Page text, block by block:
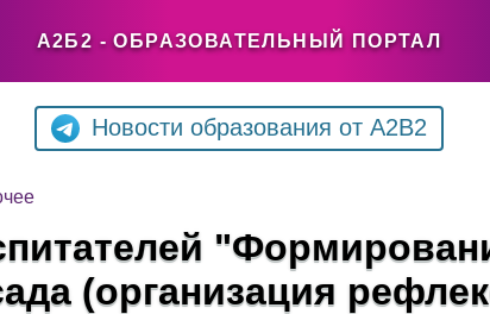
А2Б2 - ОБРАЗОВАТЕЛЬНЫЙ ПОРТАЛ
Новости образования от A2B2
(организация